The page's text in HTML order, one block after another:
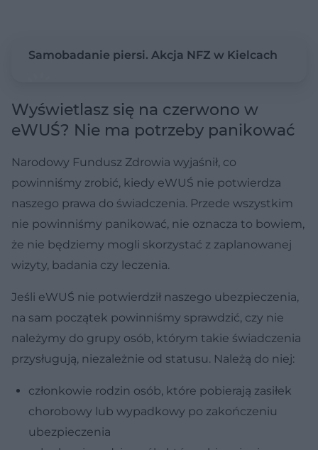
Samobadanie piersi. Akcja NFZ w Kielcach
Wyświetlasz się na czerwono w
eWUŚ? Nie ma potrzeby panikować
Narodowy Fundusz Zdrowia wyjaśnił, co
powinniśmy zrobić, kiedy eWUŚ nie potwierdza
naszego prawa do świadczenia. Przede wszystkim
nie powinniśmy panikować, nie oznacza to bowiem,
że nie będziemy mogli skorzystać z zaplanowanej
wizyty, badania czy leczenia.
Jeśli eWUŚ nie potwierdził naszego ubezpieczenia,
na sam początek powinniśmy sprawdzić, czy nie
należymy do grupy osób, którym takie świadczenia
przysługują, niezależnie od statusu. Należą do niej:
członkowie rodzin osób, które pobierają zasiłek
chorobowy lub wypadkowy po zakończeniu
ubezpieczenia